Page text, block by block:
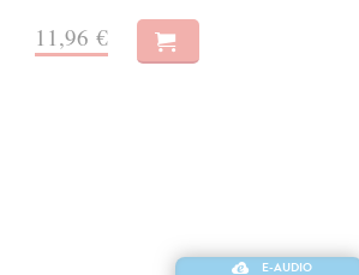
11,96 €
E-AUDIO